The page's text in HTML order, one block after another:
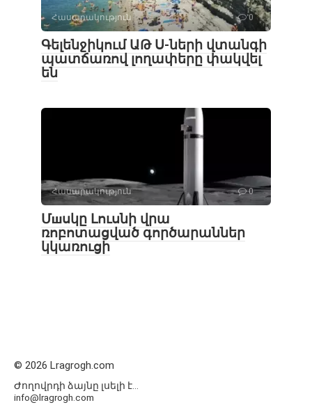
Հասարակություն 0
Գելենջիկում ԱԹ Ս-ների վտանգի
պատճառով լողափերը փակվել
են
Հասարակություն 0
Մшսկը Լուսնի վրա
ռոբոտացված գործարաններ
կկառուցի
© 2026 Lragrogh.com
Ժողովրդի ձայնը լսելի է...
info@lragrogh.com